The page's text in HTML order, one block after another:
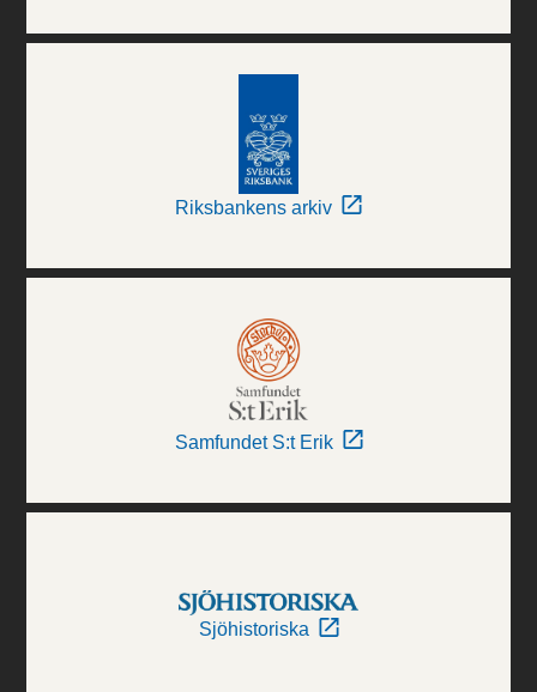
Riksbankens arkiv
Samfundet S:t Erik
Sjöhistoriska